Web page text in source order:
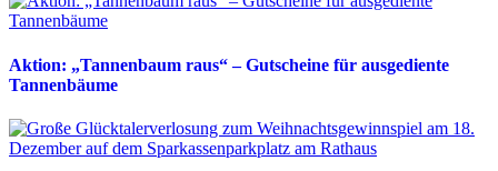
Aktion: „Tannenbaum raus“ – Gutscheine für ausgediente
Tannenbäume